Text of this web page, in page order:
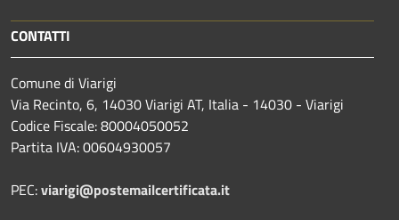
CONTATTI
Comune di Viarigi
Via Recinto, 6, 14030 Viarigi AT, Italia - 14030 - Viarigi
Codice Fiscale: 80004050052
Partita IVA: 00604930057
PEC:viarigi@postemailcertificata.it